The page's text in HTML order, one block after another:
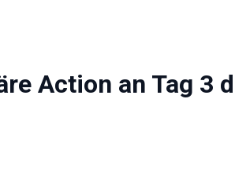
Action an Tag 3